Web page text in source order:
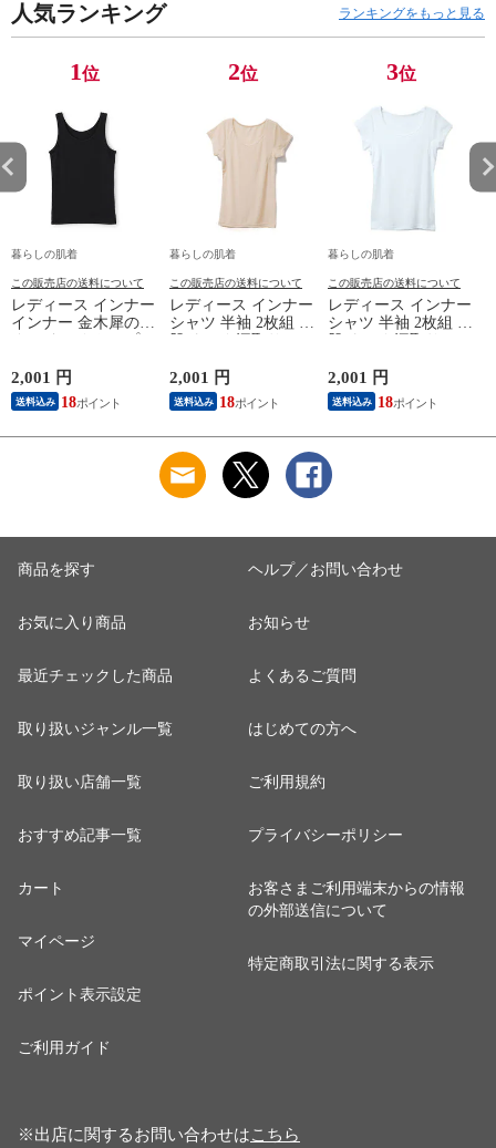
人気ランキング ランキングをもっと見る
1位
暮らしの肌着
この販売店の送料について
レディース インナー
インナー 金木犀のめ
ぐみ タンクトップ
っとり 保湿 ストレ
ッチ ボタニカル タ
ンクトップ 秋冬 お
2,001 円
送料込み 18
2位
暮らしの肌着
この販売店の送料について
レディース インナー
シャツ 半袖 2枚組 素
肌ドライ 汗取り フ
り インナーシャツ
パッド付き 春夏 汗
染み 防止 汗 対策 綿
ット工業 S5022B-RT
涼しい 肌着
2,001 円
送料込み 18
3位
暮らしの肌着
この販売店の送料について
レディース インナー
シャツ 半袖 2枚組 素
肌ドライ 汗取り フ
り インナーシャツ
パッド付き 春夏 汗
染み 防止 汗 対策 綿
ット工業 S5022B-RT
涼しい 肌着
2,001 円
送料込み 18
商品を探す
お気に入り商品
最近チェックした商品
取り扱いジャンル一覧
取り扱い店舗一覧
おすすめ記事一覧
カート
マイページ
ポイント表示設定
ご利用ガイド
ヘルプ／お問い合わせ
お知らせ
よくあるご質問
はじめての方へ
ご利用規約
プライバシーポリシー
お客さまご利用端末からの情報
の外部送信について
特定商取引法に関する表示
※出店に関するお問い合わせはこちら